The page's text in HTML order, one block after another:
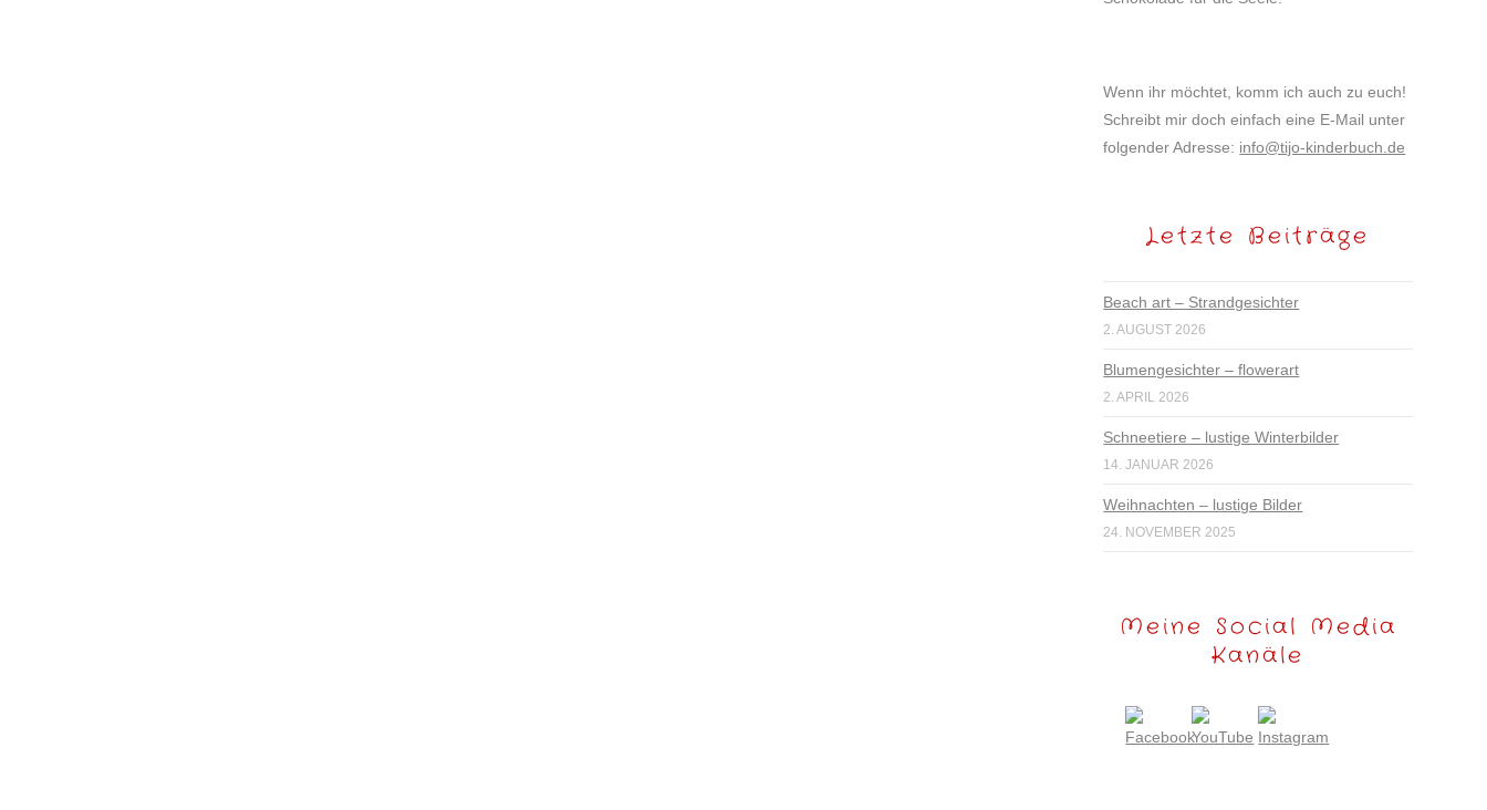
Wenn ihr möchtet, komm ich auch zu euch!
Schreibt mir doch einfach eine E-Mail unter
folgender Adresse: info@tijo-kinderbuch.de
Letzte Beiträge
Beach art – Strandgesichter
2. AUGUST 2026
Blumengesichter – flowerart
2. APRIL 2026
Schneetiere – lustige Winterbilder
14. JANUAR 2026
Weihnachten – lustige Bilder
24. NOVEMBER 2025
Meine Social Media
Kanäle